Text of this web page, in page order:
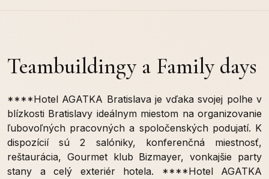
Teambuildingy a Family days
****Hotel AGATKA Bratislava je vďaka svojej polhe v
blízkosti Bratislavy ideálnym miestom na organizovanie
ľubovoľných pracovných a spoločenských podujatí. K
dispozícií sú 2 salóniky, konferenčná miestnosť,
reštaurácia, Gourmet klub Bizmayer, vonkajšie party
stany a celý exteriér hotela. ****Hotel AGATKA